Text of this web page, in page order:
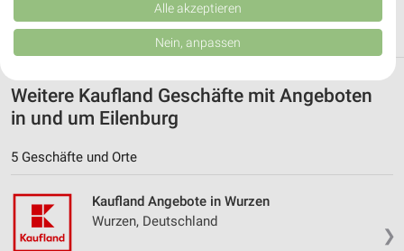
Weitere Kaufland Geschäfte mit Angeboten
in und um Eilenburg
5 Geschäfte und Orte
❯
Kaufland Angebote in Wurzen
Wurzen, Deutschland
Verbesserung der Angebote. Verwendung reduzierter Daten zur Auswahl
von Inhalten.
Daten können außerhalb der Europäischen Union weitergegeben und in die
USA gesendet werden.
Website/App.
Partnerliste anzeigen (1 IAB-Anbieter)
Wir nutzen Ihre Daten für folgende Zwecke:
IAB-Verarbeitungszwecke:
auf einem Endgerät
Verwendung reduzierter Daten zur Auswahl von
Alle akzeptieren
Nein, anpassen